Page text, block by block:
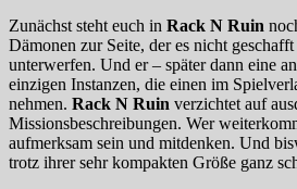
Zunächst steht euch in Rack N Ruin
Dämonen zur Seite, der es nicht
unterwerfen. Und er – später dann eine
einzigen Instanzen, die einen im
nehmen. Rack N Ruin verzichtet auf
Missionsbeschreibungen. Wer
aufmerksam sein und mitdenken. Und
trotz ihrer sehr kompakten Größe ganz